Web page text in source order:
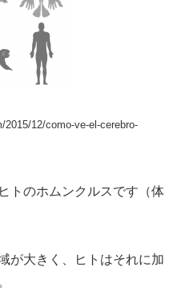
2015/12/como-ve-el-cerebro-
トのホムンクルスです（体
が大きく、ヒトはそれに加